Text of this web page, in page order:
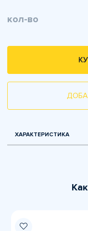
кол-во
ХАРАКТЕРИСТИКА